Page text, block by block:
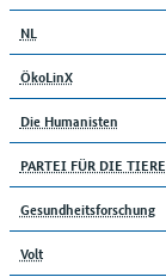
NL
ÖkoLinX
Die Humanisten
PARTEI FÜR DIE TIERE
Gesundheitsforschung
Volt